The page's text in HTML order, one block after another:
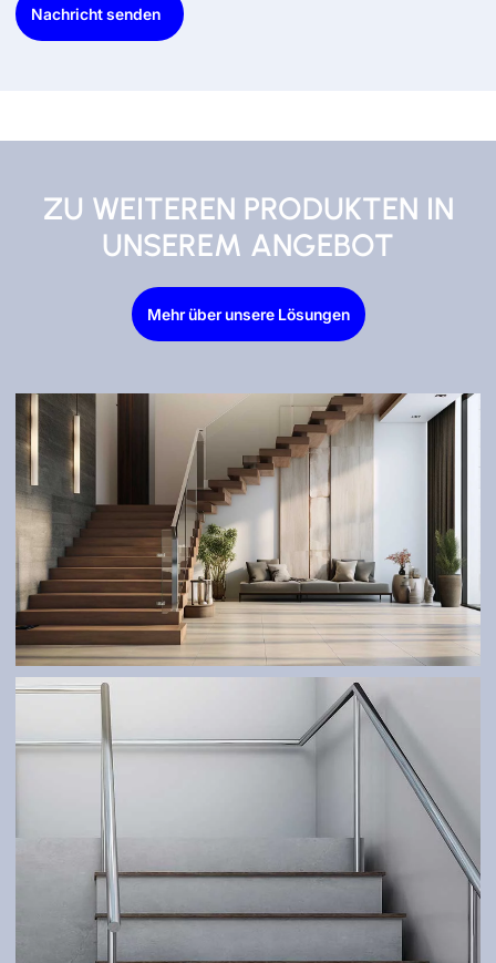
Nachricht senden
ZU WEITEREN PRODUKTEN IN
UNSEREM ANGEBOT
Mehr über unsere Lösungen
TREPPE